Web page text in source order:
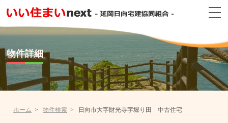
物件詳細
ホーム 物件検索 日向市大字財光寺字堀り田 中古住宅